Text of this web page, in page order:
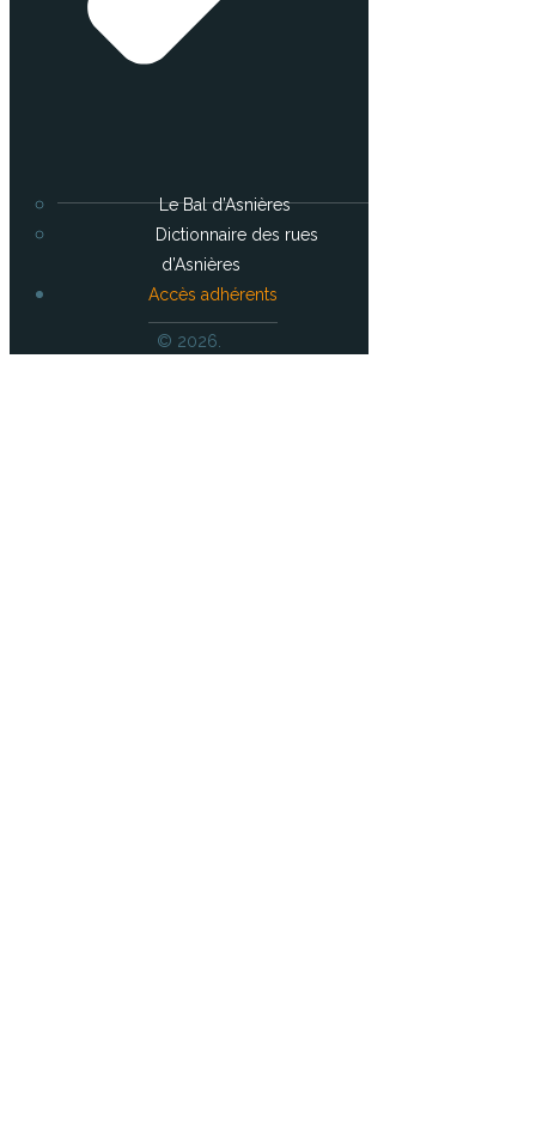
Le Bal d’Asnières
Dictionnaire des rues
d’Asnières
Accès adhérents
© 2026.